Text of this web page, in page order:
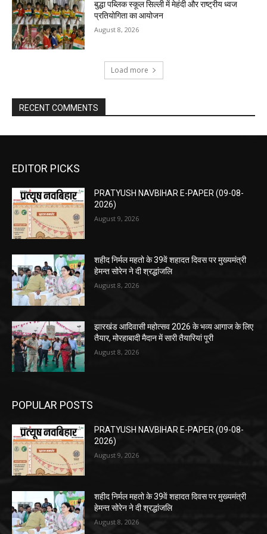
बुद्धा पब्लिक स्कूल सिल्ली में मेहंदी और राष्ट्रीय ध्वज
प्रतियोगिता का आयोजन
August 8, 2026
Load more
RECENT COMMENTS
EDITOR PICKS
PRATYUSH NAVBIHAR E-PAPER (09-08-
2026)
August 9, 2026
शहीद निर्मल महतो के 39वें शहादत दिवस पर मुख्यमंत्री
हेमन्त सोरेन ने दी श्रद्धांजलि
August 8, 2026
झारखंड आदिवासी महोत्सव 2026 के भव्य आगाज के लिए
तैयार, मोरहाबादी मैदान में सारी तैयारियां पूरी
August 8, 2026
POPULAR POSTS
PRATYUSH NAVBIHAR E-PAPER (09-08-
2026)
August 9, 2026
शहीद निर्मल महतो के 39वें शहादत दिवस पर मुख्यमंत्री
हेमन्त सोरेन ने दी श्रद्धांजलि
August 8, 2026